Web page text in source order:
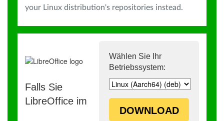
your Linux distribution's repositories instead.
Wählen Sie Ihr
Betriebssystem:
DOWNLOAD
Falls Sie
LibreOffice im